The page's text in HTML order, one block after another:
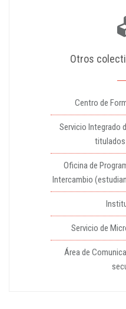
Otros
Centro de
Servicio Integrado
titulados
Oficina de
Intercambio
Servicio de
Área de